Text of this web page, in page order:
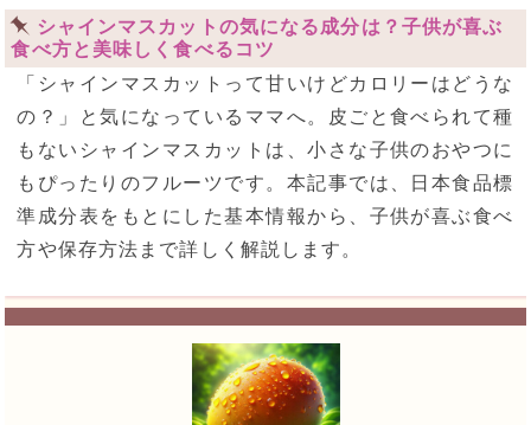
シャインマスカットの気になる成分は？子供が喜ぶ
食べ方と美味しく食べるコツ
「シャインマスカットって甘いけどカロリーはどうな
の？」と気になっているママへ。皮ごと食べられて種
もないシャインマスカットは、小さな子供のおやつに
もぴったりのフルーツです。本記事では、日本食品標
準成分表をもとにした基本情報から、子供が喜ぶ食べ
方や保存方法まで詳しく解説します。